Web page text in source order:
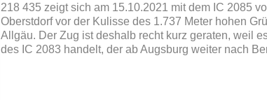
218 435 zeigt sich am 15.10.2021 mit dem IC 2085
Oberstdorf vor der Kulisse des 1.737 Meter hohen
Allgäu. Der Zug ist deshalb recht kurz geraten, weil
des IC 2083 handelt, der ab Augsburg weiter nach